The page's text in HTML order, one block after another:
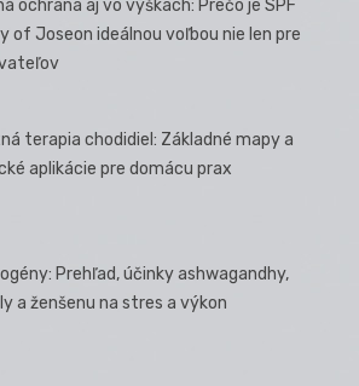
ochrana aj vo výškach: Prečo je SPF
of Joseon ideálnou voľbou nie len pre
terapia chodidiel: Základné mapy a
aplikácie pre domácu prax
Prehľad, účinky ashwagandhy,
a ženšenu na stres a výkon